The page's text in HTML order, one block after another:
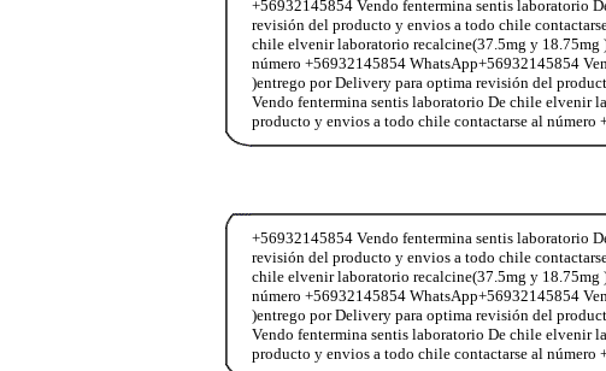
+56932145854 Vendo fentermina sentis laboratorio
revisión del producto y envios a todo chile
chile elvenir laboratorio recalcine(37.5mg y
número +56932145854 WhatsApp+56932145854
)entrego por Delivery para optima revisión del
Vendo fentermina sentis laboratorio De chile elvenir
producto y envios a todo chile contactarse al número
+56932145854 Vendo fentermina sentis laboratorio
revisión del producto y envios a todo chile
chile elvenir laboratorio recalcine(37.5mg y
número +56932145854 WhatsApp+56932145854
)entrego por Delivery para optima revisión del
Vendo fentermina sentis laboratorio De chile elvenir
producto y envios a todo chile contactarse al número